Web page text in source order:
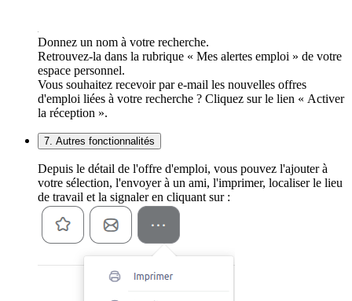
Donnez un nom à votre recherche.
Retrouvez-la dans la rubrique « Mes alertes emploi » de votre
espace personnel.
Vous souhaitez recevoir par e-mail les nouvelles offres
d'emploi liées à votre recherche ? Cliquez sur le lien « Activer
la réception ».
7. Autres fonctionnalités
Depuis le détail de l'offre d'emploi, vous pouvez l'ajouter à
votre sélection, l'envoyer à un ami, l'imprimer, localiser le lieu
de travail et la signaler en cliquant sur :